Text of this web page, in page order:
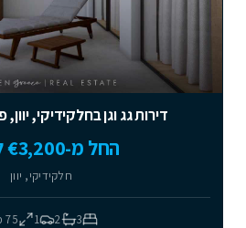
דירות גג וגן בחלקידיקי,
החל מ-€3,200 למ״ר
חלקידיקי, יוון
3
2
1
75